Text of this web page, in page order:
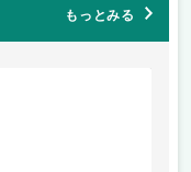
もっとみる